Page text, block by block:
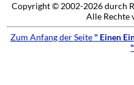
Copyright © 2002-2026 durch
Alle Rechte
Zum Anfang der Seite " Einen
"